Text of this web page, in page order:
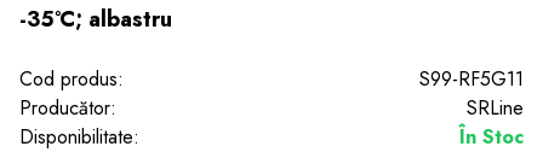
-35°C; albastru
Cod produs:
S99-RF5G11
Producător:
SRLine
Disponibilitate:
În Stoc